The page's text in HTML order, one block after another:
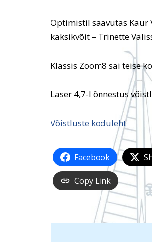
Optimistil saavutas Kaur
kaksikvõit – Trinette
Klassis Zoom8 sai teise
Laser 4,7-l õnnestus
Võistluste koduleht
Facebook
Copy Link